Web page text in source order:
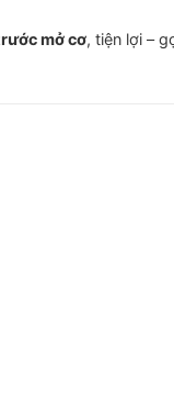
mở cơ, tiện lợi –